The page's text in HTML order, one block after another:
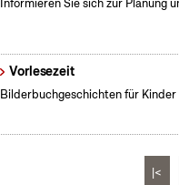
Informieren Sie sich zur Planung
Vorlesezeit
Bilderbuchgeschichten für
|<